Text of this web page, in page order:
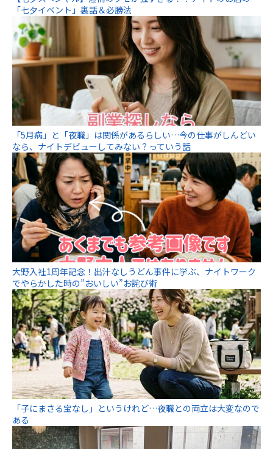
「七夕イベント」裏話＆必勝法
「5月病」と「夜職」は関係があるらしい…今の仕事がしんどい
なら、ナイトデビューしてみない？っていう話
大野入社1周年記念！出汁なしうどん事件に学ぶ、ナイトワーク
でやらかした時の”おいしい”お詫び術
「子にまさる宝なし」というけれど…夜職との両立は大変なので
ある